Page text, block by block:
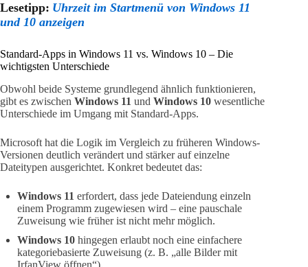
Lesetipp: Uhrzeit im Startmenü von Windows 11
und 10 anzeigen
Standard-Apps in Windows 11 vs. Windows 10 – Die
wichtigsten Unterschiede
Obwohl beide Systeme grundlegend ähnlich funktionieren,
gibt es zwischen Windows 11 und Windows 10 wesentliche
Unterschiede im Umgang mit Standard-Apps.
Microsoft hat die Logik im Vergleich zu früheren Windows-
Versionen deutlich verändert und stärker auf einzelne
Dateitypen ausgerichtet. Konkret bedeutet das:
Windows 11 erfordert, dass jede Dateiendung einzeln
einem Programm zugewiesen wird – eine pauschale
Zuweisung wie früher ist nicht mehr möglich.
Windows 10 hingegen erlaubt noch eine einfachere
kategoriebasierte Zuweisung (z. B. „alle Bilder mit
IrfanView öffnen“).